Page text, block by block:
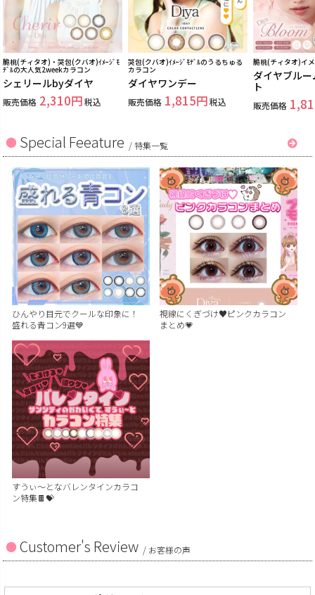
脆桃(チィタオ)・哭包(クバオ)ｲﾒｰｼﾞﾓ
ﾃﾞﾙの大人気2weekカラコン
シェリールbyダイヤ
販売価格 2,310 税込
哭包(クバオ)ｲﾒｰｼﾞﾓﾃﾞﾙのうるちゅる
カラコン
ダイヤワンデー
販売価格 1,815 税込
脆桃(チィタオ)イ
ダイヤブル
ト
販売価格
Special Feeature /特集一覧
ひんやり目元でクールな印象に！
盛れる青コン9選💙
視線にくぎづけ♥ピンクカラコン
まとめ💗
すうぃ～となバレンタインカラコ
ン特集🍫💝
Customer's Review / お客様の声